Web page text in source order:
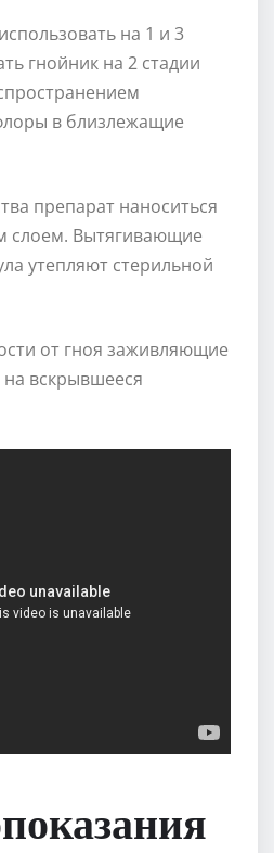
на 1 и 3
гнойник на 2 стадии
в близлежащие
препарат наноситься
слоем. Вытягивающие
утепляют стерильной
от гноя заживляющие
на вскрывшееся